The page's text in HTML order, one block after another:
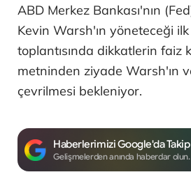
ABD Merkez Bankası'nın
Kevin Warsh'ın yöneteceği
toplantısında dikkatlerin faiz
metninden ziyade Warsh'ın
çevrilmesi bekleniyor.
Haberlerimizi Google'da Takip
Gelişmelerden anında haberdar olun.